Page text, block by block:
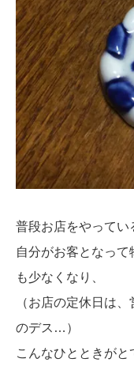
普段お店をやってい
自分がお客となって
も少なくなり、
（お店の定休日は
のデス…）
こんなひとときがと